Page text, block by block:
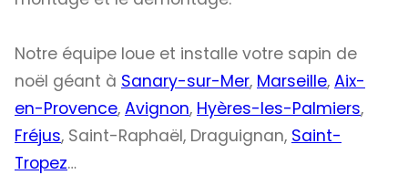
Notre équipe loue et installe votre sapin de
noël géant à Sanary-sur-Mer, Marseille, Aix-
en-Provence, Avignon, Hyères-les-Palmiers,
Fréjus, Saint-Raphaël, Draguignan, Saint-
Tropez…